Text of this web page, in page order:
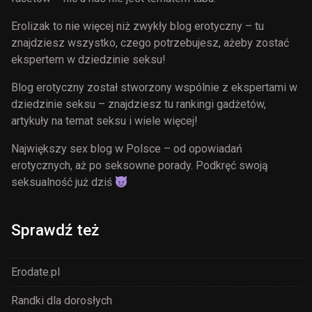
Erolizak to nie więcej niż zwykły blog erotyczny – tu
znajdziesz wszystko, czego potrzebujesz, ażeby zostać
ekspertem w dziedzinie seksu!
Blog erotyczny został stworzony wspólnie z ekspertami w
dziedzinie seksu – znajdziesz tu rankingi gadżetów,
artykuły na temat seksu i wiele więcej!
Największy sex blog w Polsce – od opowiadań
erotycznych, aż po seksowne porady. Podkręć swoją
seksualność już dziś
Sprawdź też
Erodate.pl
Randki dla dorosłych